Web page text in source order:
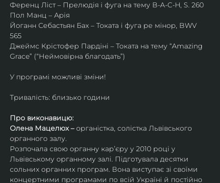
Ференц Ліст – Прелюдія і фуга на тему B-A-C-H, S. 260
Пол Манц – Арія
Йоганн Себастьян Бах – Токата і фуга ре мінор, BWV
565
Джеймс Крістофер Пардіні – Токата на тему “Amazing
Grace” (“Неймовірна благодать”)
У програмі можливі зміни!
Тривалість: близько години
Про виконавицю:
Олена Мацелюх – органістка, солістка Львівського
органного залу.
Розпочала свою органну кар’єру у 2010 році у
Львівському органному залі. Підготувала десятки
сольних органних програм. Вона виступає зі своїми
концертними програмами по всій Україні й постійно